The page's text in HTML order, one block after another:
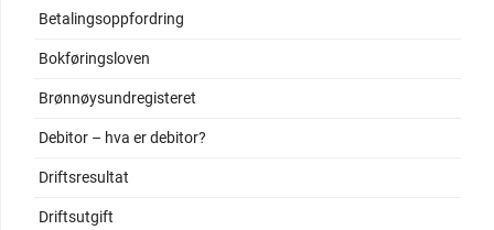
Betalingsoppfordring
Bokføringsloven
Brønnøysundregisteret
Debitor – hva er debitor?
Driftsresultat
Driftsutgift